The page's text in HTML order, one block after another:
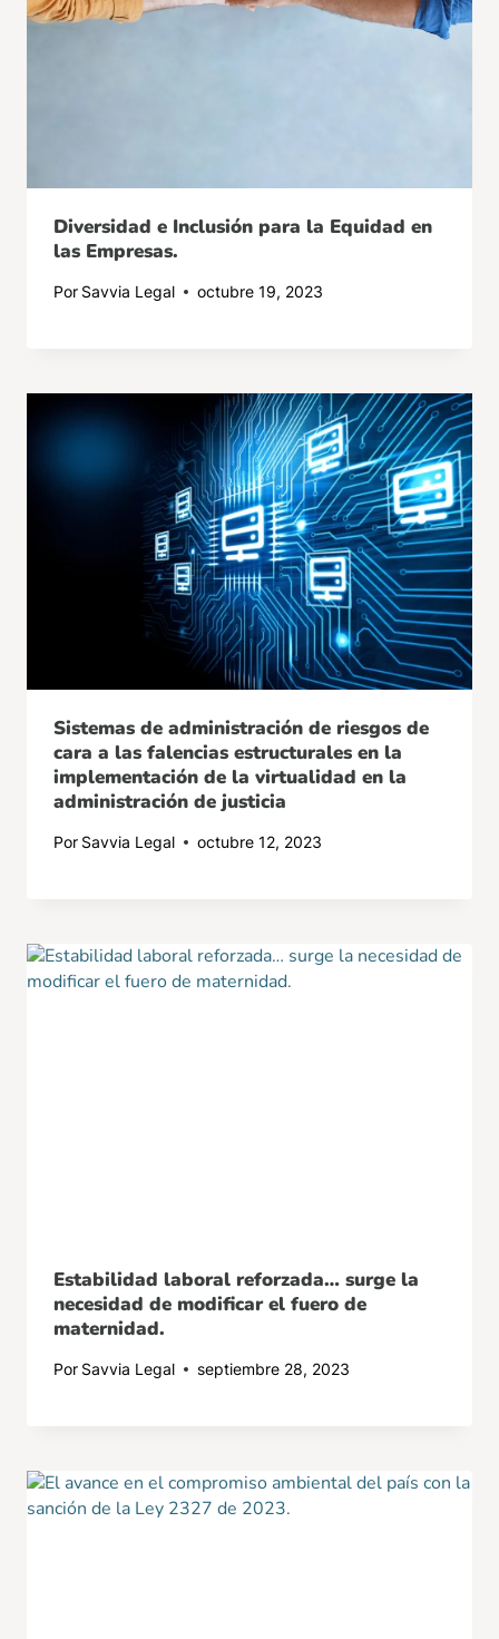
Diversidad e Inclusión para la Equidad en
las Empresas.
Por Savvia Legal octubre 19, 2023
Sistemas de administración de riesgos de
cara a las falencias estructurales en la
implementación de la virtualidad en la
administración de justicia
Por Savvia Legal octubre 12, 2023
Estabilidad laboral reforzada… surge la
necesidad de modificar el fuero de
maternidad.
Por Savvia Legal septiembre 28, 2023